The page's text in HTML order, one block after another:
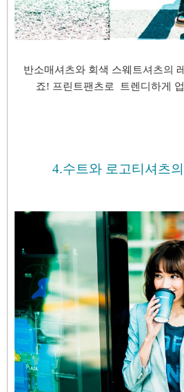
반소매셔츠와 회색 스웨트셔츠의
죠! 프린트팬츠로 트렌디하게
4.수트와 로고티셔츠